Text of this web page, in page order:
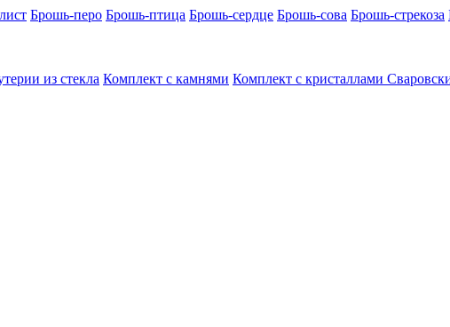
Брошь-перо Брошь-птица Брошь-сердце Брошь-сова Брошь-стрекоза
из стекла Комплект с камнями Комплект с кристаллами